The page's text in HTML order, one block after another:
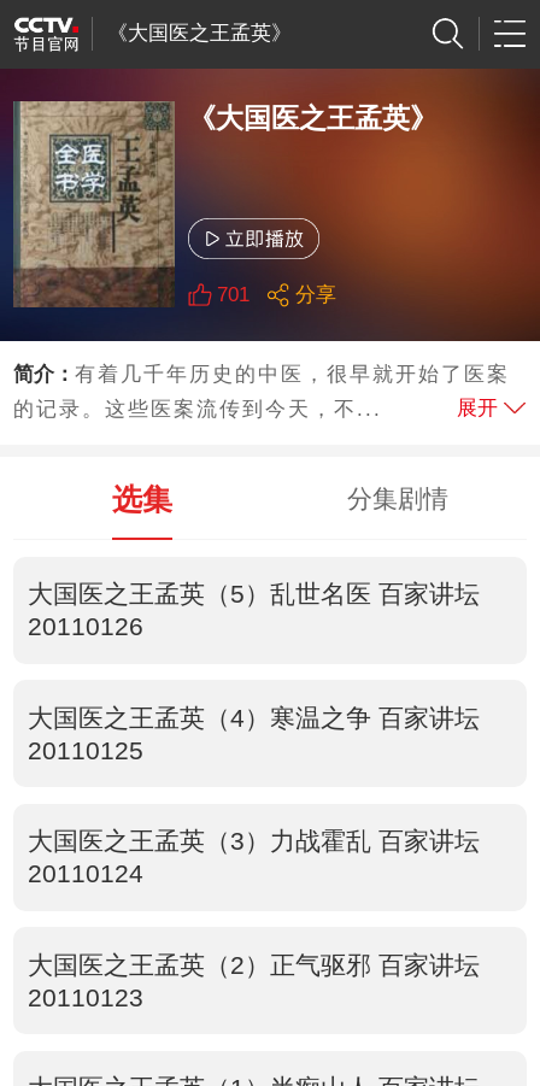
《大国医之王孟英》
《大国医之王孟英》
701 分享
简介：有着几千年历史的中医，很早就开始了医案
的记录。这些医案流传到今天，不...
展开
选集 分集剧情
大国医之王孟英（5）乱世名医 百家讲坛
20110126
大国医之王孟英（4）寒温之争 百家讲坛
20110125
大国医之王孟英（3）力战霍乱 百家讲坛
20110124
大国医之王孟英（2）正气驱邪 百家讲坛
20110123